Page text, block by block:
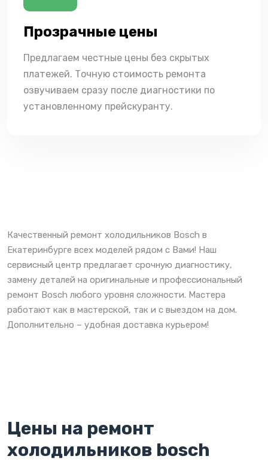
Прозрачные цены
Предлагаем честные цены без скрытых
платежей. Точную стоимость ремонта
озвучиваем сразу после диагностики по
установленному прейскуранту.
Качественный ремонт холодильников Bosch в
Екатеринбурге всех моделей рядом с Вами! Наш
сервисный центр предлагает срочную диагностику,
замену деталей на оригинальные и профессиональный
ремонт Bosch любого уровня сложности. Мастера
работают как в мастерской, так и с выездом на дом.
Дополнительно – удобная доставка курьером!
Цены на ремонт
холодильников bosch